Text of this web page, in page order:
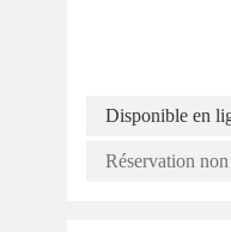
Disponible en
Réservation